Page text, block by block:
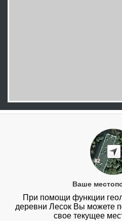
Ваше
При помощи функции
деревни Лесок Вы можете
свое текущее